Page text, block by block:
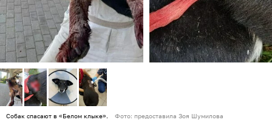
Собак спасают в «Белом клыке». Фото: предоставила Зоя Шумилова